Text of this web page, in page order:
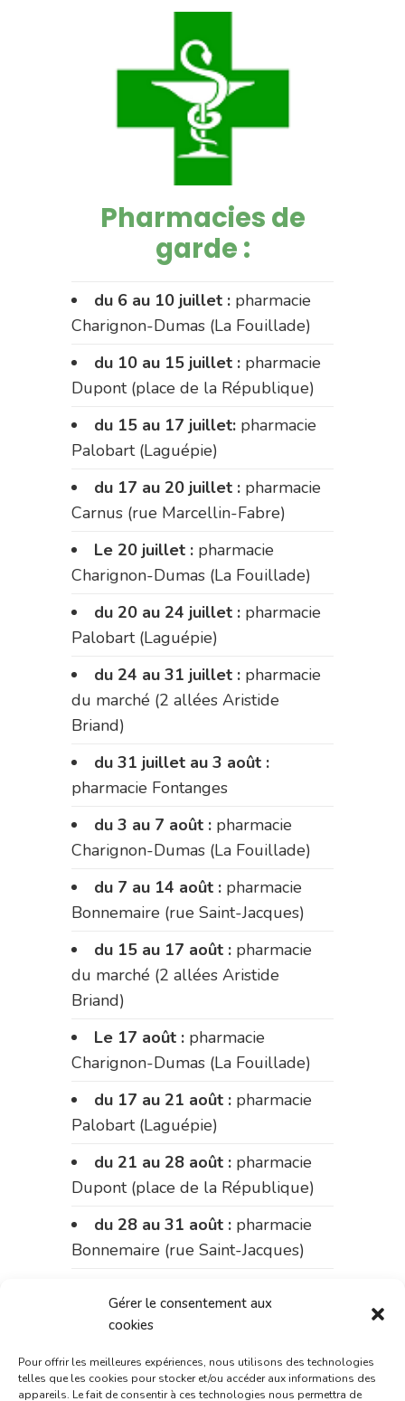
Gérer le consentement aux
cookies
Pour offrir les meilleures expériences, nous utilisons des technologies
telles que les cookies pour stocker et/ou accéder aux informations des
appareils. Le fait de consentir à ces technologies nous permettra de
Pharmacies de
garde :
du 6 au 10 juillet : pharmacie
Charignon-Dumas (La Fouillade)
du 10 au 15 juillet : pharmacie
Dupont (place de la République)
du 15 au 17 juillet: pharmacie
Palobart (Laguépie)
du 17 au 20 juillet : pharmacie
Carnus (rue Marcellin-Fabre)
Le 20 juillet : pharmacie
Charignon-Dumas (La Fouillade)
du 20 au 24 juillet : pharmacie
Palobart (Laguépie)
du 24 au 31 juillet : pharmacie
du marché (2 allées Aristide
Briand)
du 31 juillet au 3 août :
pharmacie Fontanges
du 3 au 7 août : pharmacie
Charignon-Dumas (La Fouillade)
du 7 au 14 août : pharmacie
Bonnemaire (rue Saint-Jacques)
du 15 au 17 août : pharmacie
du marché (2 allées Aristide
Briand)
Le 17 août : pharmacie
Charignon-Dumas (La Fouillade)
du 17 au 21 août : pharmacie
Palobart (Laguépie)
du 21 au 28 août : pharmacie
Dupont (place de la République)
du 28 au 31 août : pharmacie
Bonnemaire (rue Saint-Jacques)
pharmacie Charignon-Dumas (La
du 4 au 11 septembre :